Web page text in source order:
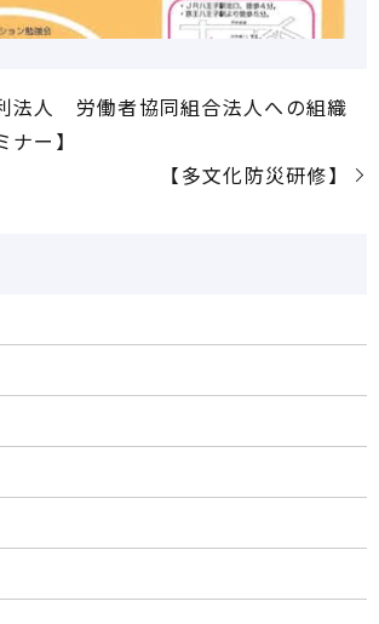
法人 労働者協同組合法人への組織
ー】
【多文化防災研修】